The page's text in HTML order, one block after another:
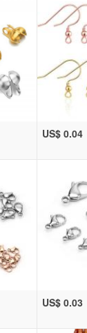
US$ 0.04
US$ 0.03